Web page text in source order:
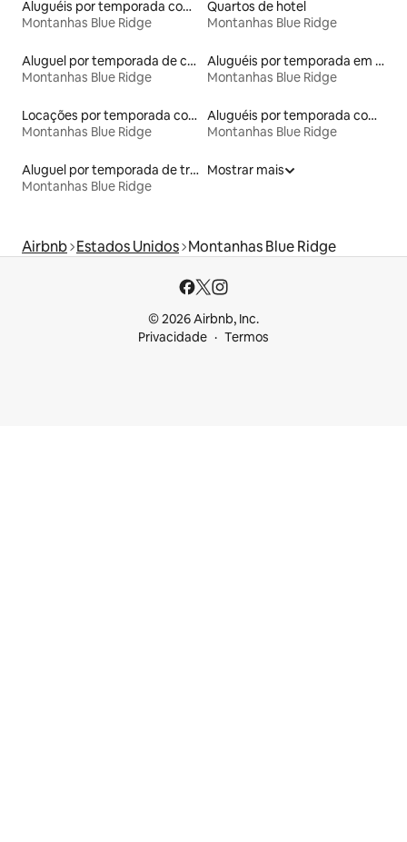
Aluguéis por temporada com caiaque
Montanhas Blue Ridge
Quartos de hotel
Montanhas Blue Ridge
Aluguel por temporada de casas na árvore
Montanhas Blue Ridge
Aluguéis por temporada em acampamentos
Montanhas Blue Ridge
Locações por temporada com piscina
Montanhas Blue Ridge
Aluguéis por temporada com café da manhã
Montanhas Blue Ridge
Aluguel por temporada de trens
Montanhas Blue Ridge
Mostrar mais
Airbnb Estados Unidos Montanhas Blue Ridge
© 2026 Airbnb, Inc.
Privacidade
Termos